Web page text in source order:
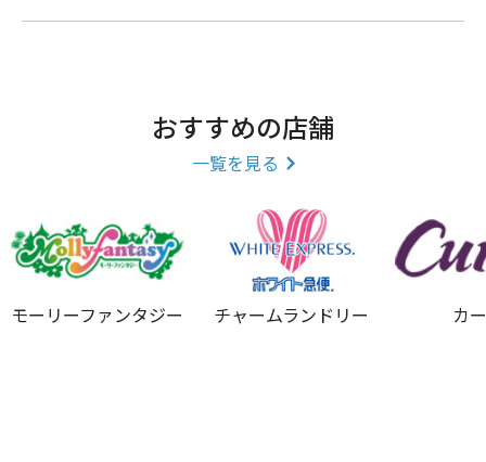
おすすめの店舗
一覧を見る
モーリーファンタジー チャームランドリー カ